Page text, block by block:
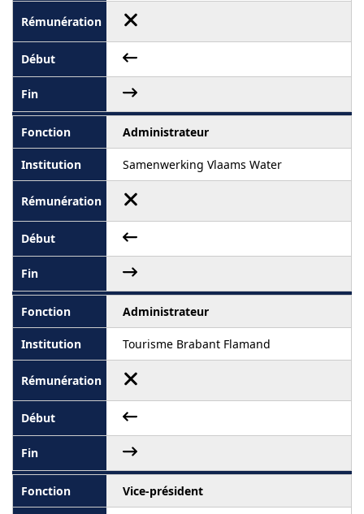
Administrateur
Samenwerking Vlaams Water
Administrateur
Tourisme Brabant Flamand
Vice-président